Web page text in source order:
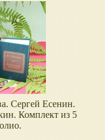
Сергей Есенин.
Комплект из 5